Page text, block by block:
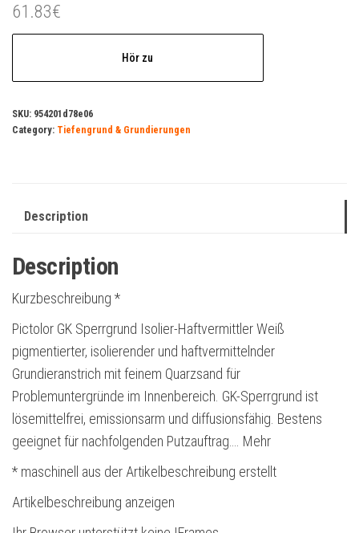
61.83€
Hör zu
SKU: 954201d78e06
Category: Tiefengrund & Grundierungen
Description
Description
Kurzbeschreibung *
Pictolor GK Sperrgrund Isolier-Haftvermittler Weiß
pigmentierter, isolierender und haftvermittelnder
Grundieranstrich mit feinem Quarzsand für
Problemuntergründe im Innenbereich. GK-Sperrgrund ist
lösemittelfrei, emissionsarm und diffusionsfähig. Bestens
geeignet für nachfolgenden Putzauftrag…. Mehr
* maschinell aus der Artikelbeschreibung erstellt
Artikelbeschreibung anzeigen